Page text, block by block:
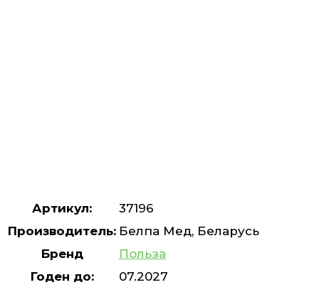
Артикул:
37196
Производитель: Белпа Мед, Беларусь
Бренд
Польза
Годен до:
07.2027